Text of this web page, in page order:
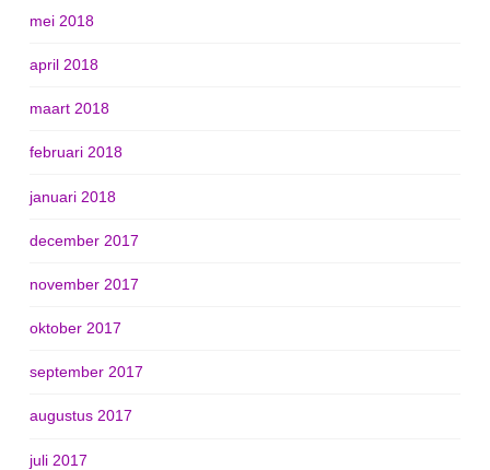
mei 2018
april 2018
maart 2018
februari 2018
januari 2018
december 2017
november 2017
oktober 2017
september 2017
augustus 2017
juli 2017